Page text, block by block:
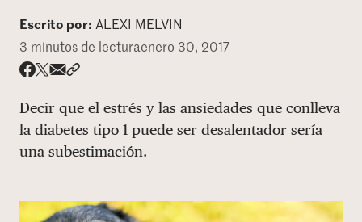
Quienes somos
DONAR
Escrito por: ALEXI MELVIN
3 minutos de lecturaenero 30, 2017
Decir que el estrés y las ansiedades que conlleva
la diabetes tipo 1 puede ser desalentador sería
una subestimación.